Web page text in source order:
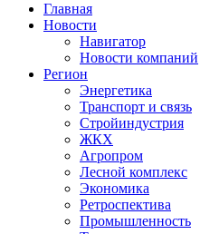
Главная
Новости
Навигатор
Новости компаний
Регион
Энергетика
Транспорт и связь
Стройиндустрия
ЖКХ
Агропром
Лесной комплекс
Экономика
Ретроспектива
Промышленность